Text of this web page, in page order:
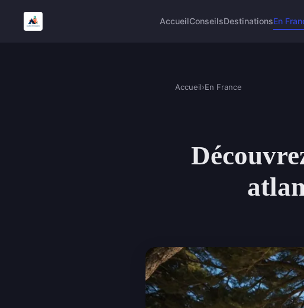
AccueilConseilsDestinationsEn
Accueil›En France